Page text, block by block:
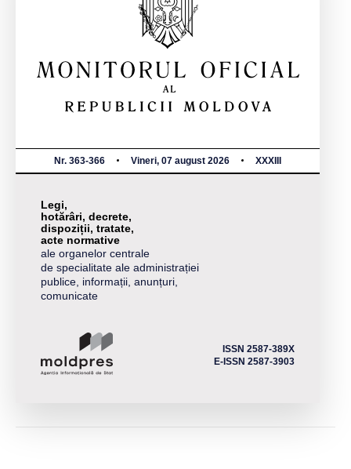
Nr. 363-366 Vineri, 07 august 2026 XXXIII
Legi,
hotărâri, decrete,
dispoziții, tratate,
acte normative
ale organelor centrale
de specialitate ale administrației
publice, informații, anunțuri,
comunicate
ISSN 2587-389X
E-ISSN 2587-3903